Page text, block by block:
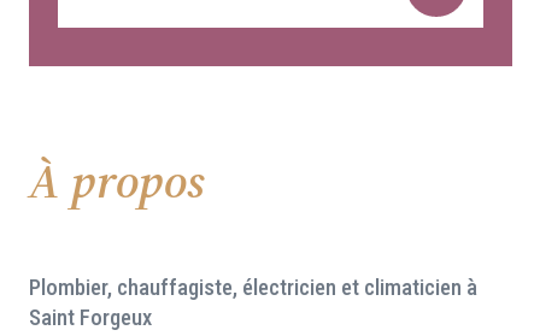
À propos
Plombier, chauffagiste, électricien et climaticien à
Saint Forgeux